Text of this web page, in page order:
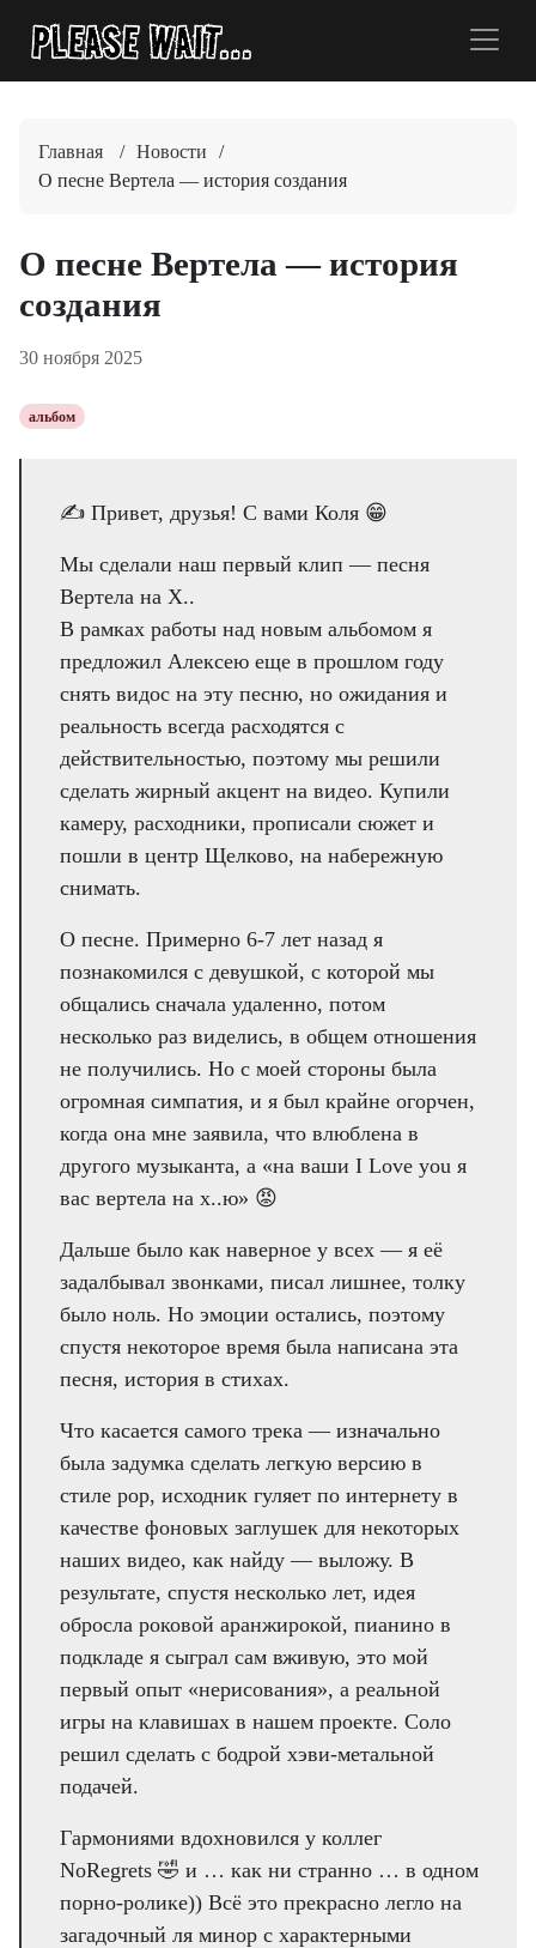
Главная / Новости
/
О песне Вертела — история создания
О песне Вертела — история
создания
30 ноября 2025
альбом
✍️ Привет, друзья! С вами Коля 😁
Мы сделали наш первый клип — песня
Вертела на Х..
В рамках работы над новым альбомом я
предложил Алексею еще в прошлом году
снять видос на эту песню, но ожидания и
реальность всегда расходятся с
действительностью, поэтому мы решили
сделать жирный акцент на видео. Купили
камеру, расходники, прописали сюжет и
пошли в центр Щелково, на набережную
снимать.
О песне. Примерно 6-7 лет назад я
познакомился с девушкой, с которой мы
общались сначала удаленно, потом
несколько раз виделись, в общем отношения
не получились. Но с моей стороны была
огромная симпатия, и я был крайне огорчен,
когда она мне заявила, что влюблена в
другого музыканта, а «на ваши I Love you я
вас вертела на х..ю» 😡
Дальше было как наверное у всех — я её
задалбывал звонками, писал лишнее, толку
было ноль. Но эмоции остались, поэтому
спустя некоторое время была написана эта
песня, история в стихах.
Что касается самого трека — изначально
была задумка сделать легкую версию в
стиле pop, исходник гуляет по интернету в
качестве фоновых заглушек для некоторых
наших видео, как найду — выложу. В
результате, спустя несколько лет, идея
обросла роковой аранжирокой, пианино в
подкладе я сыграл сам вживую, это мой
первый опыт «нерисования», а реальной
игры на клавишах в нашем проекте. Соло
решил сделать с бодрой хэви-метальной
подачей.
Гармониями вдохновился у коллег
NoRegrets 🤣 и … как ни странно … в одном
порно-ролике)) Всё это прекрасно легло на
загадочный ля минор с характерными